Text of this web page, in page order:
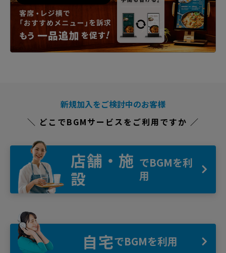
新規加入をご検討中のお客様
＼ どこでBGMサービスをご利用ですか ／
店舗・施
設
でBGMを利
用
自宅でBGMを利用